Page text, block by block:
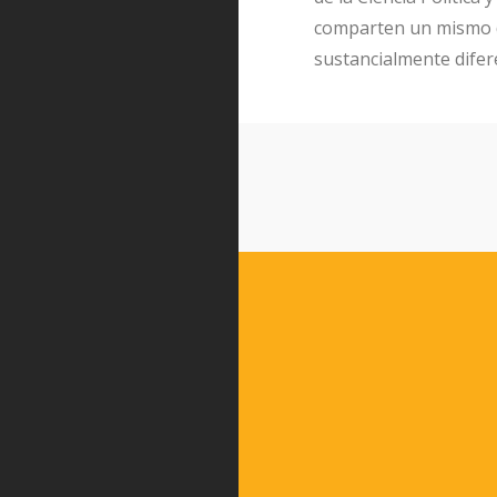
comparten un
sustancialmente